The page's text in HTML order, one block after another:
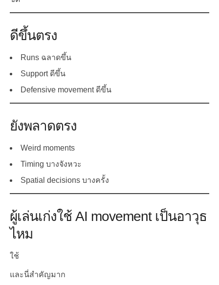
ดีขึ้นตรง
Runs ฉลาดขึ้น
Support ดีขึ้น
Defensive movement ดีขึ้น
ยังพลาดตรง
Weird moments
Timing บางจังหวะ
Spatial decisions บางครั้ง
ผู้เล่นเก่งใช้ AI movement เป็นอาวุธ
ไหม
ใช้
และนี่สำคัญมาก